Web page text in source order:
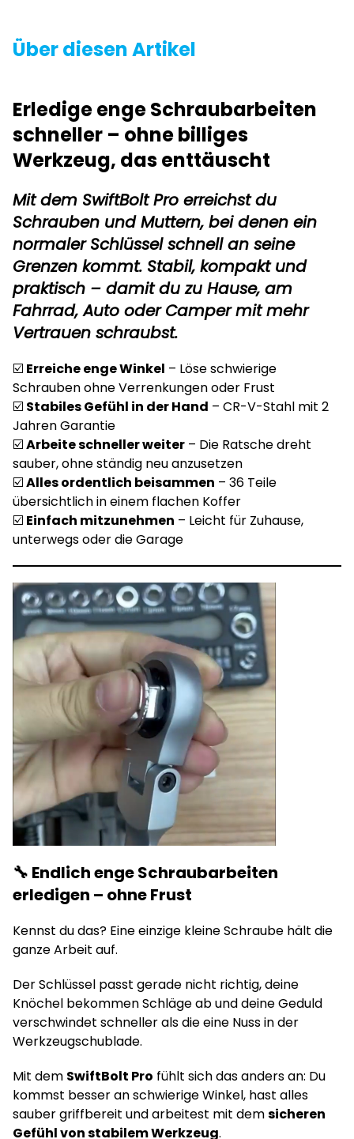
Über diesen Artikel
Erledige enge Schraubarbeiten
schneller – ohne billiges
Werkzeug, das enttäuscht
Mit dem SwiftBolt Pro erreichst du
Schrauben und Muttern, bei denen ein
normaler Schlüssel schnell an seine
Grenzen kommt. Stabil, kompakt und
praktisch – damit du zu Hause, am
Fahrrad, Auto oder Campermit mehr
Vertrauen schraubst.
☑️ Erreiche enge Winkel – Löse schwierige
Schrauben ohne Verrenkungen oder Frust
☑️ Stabiles Gefühl in der Hand – CR-V-Stahl mit 2
Jahren Garantie
☑️Arbeite schneller weiter – Die Ratsche dreht
sauber, ohne ständig neu anzusetzen
☑️Alles ordentlich beisammen – 36 Teile
übersichtlich in einem flachen Koffer
☑️ Einfach mitzunehmen – Leicht für Zuhause,
unterwegs oder die Garage
🔧 Endlich enge Schraubarbeiten
erledigen – ohne Frust
Kennst du das? Eine einzige kleine Schraube hält die
ganze Arbeit auf.
Der Schlüssel passt gerade nicht richtig, deine
Knöchel bekommen Schläge ab und deine Geduld
verschwindet schneller als die eine Nuss in der
Werkzeugschublade.
Mit dem SwiftBolt Pro fühlt sich das anders an: Du
kommst besser an schwierige Winkel, hast alles
sauber griffbereit und arbeitest mit demsicheren
Gefühl von stabilem Werkzeug.